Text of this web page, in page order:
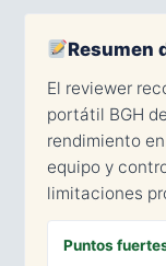
Resumen
El reviewer
portátil BGH
rendimiento
equipo y
limitaciones
Puntos